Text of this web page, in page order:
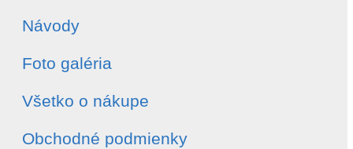
Návody
Foto galéria
Všetko o nákupe
Obchodné podmienky